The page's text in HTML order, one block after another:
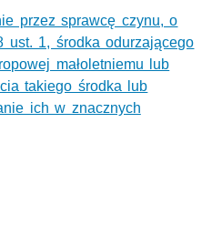
przez sprawcę czynu, o
ust. 1, środka odurzającego
małoletniemu lub
takiego środka lub
ich w znacznych